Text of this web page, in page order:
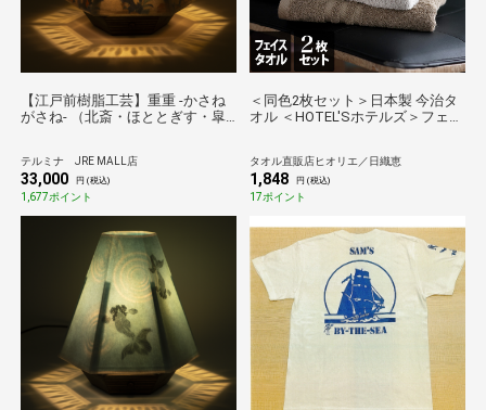
【江戸前樹脂工芸】重重 -かさね
がさね- （北斎・ほととぎす・皐
テルミナ JRE MALL店
33,000 円 (税込)
1,677ポイント
＜同色2枚セット＞日本製 今治タ
オル ＜HOTEL'Sホテルズ＞フェイ
タオル直販店ヒオリエ／日織恵
1,848 円 (税込)
17ポイント